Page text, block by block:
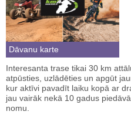
Dāvanu karte
Interesanta trase tikai 30 km
atpūsties, uzlādēties un apgūt
kur aktīvi pavadīt laiku kopā ar
jau vairāk nekā 10 gadus
nomu.